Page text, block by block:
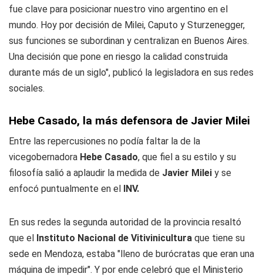
fue clave para posicionar nuestro vino argentino en el
mundo. Hoy por decisión de Milei, Caputo y Sturzenegger,
sus funciones se subordinan y centralizan en Buenos Aires.
Una decisión que pone en riesgo la calidad construida
durante más de un siglo", publicó la legisladora en sus redes
sociales.
Hebe Casado, la más defensora de Javier Milei
Entre las repercusiones no podía faltar la de la
vicegobernadora Hebe Casado, que fiel a su estilo y su
filosofía salió a aplaudir la medida de Javier Milei y se
enfocó puntualmente en el INV.
En sus redes la segunda autoridad de la provincia resaltó
que el Instituto Nacional de Vitivinicultura que tiene su
sede en Mendoza, estaba "lleno de burócratas que eran una
máquina de impedir". Y por ende celebró que el Ministerio